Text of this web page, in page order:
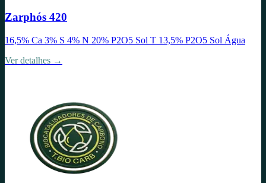
Zarphós 420
16,5% Ca 3% S 4% N 20% P2O5 Sol T 13,5% P2O5 Sol Água
Ver detalhes →